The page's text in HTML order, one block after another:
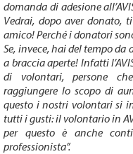
domanda di adesione
Vedrai, dopo aver
amico!Perché i donatori
Se, invece, hai del tempo da
a braccia aperte! Infatti
di volontari, persone
raggiungere lo scopo di
questo i nostri volontari si
tutti i gusti: il volontario in
per questo è anche
professionista”.